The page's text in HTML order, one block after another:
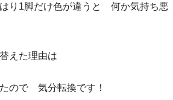
り1脚だけ色が違うと 何か気持ち悪
えた理由は
ので 気分転換です！